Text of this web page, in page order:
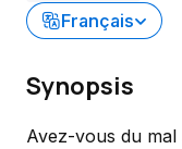
Français
Synopsis
Avez-vous du